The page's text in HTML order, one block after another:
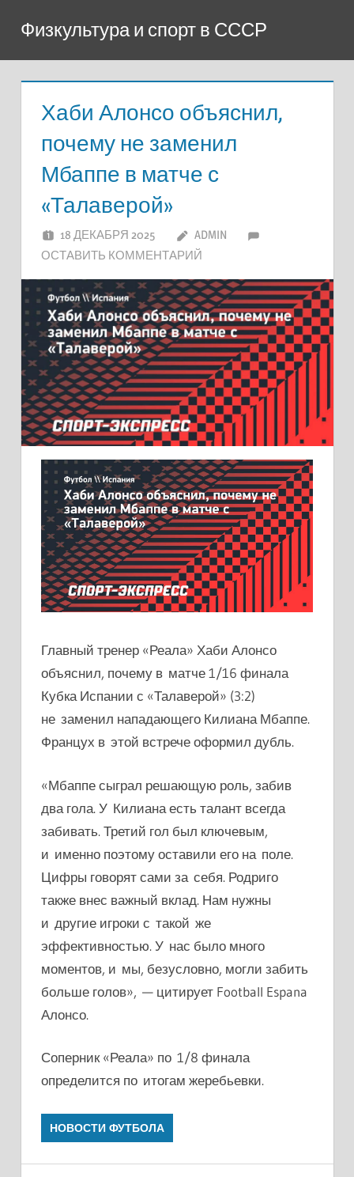
содержимому
Физкультура и спорт в СССР
Хаби Алонсо объяснил,
почему не заменил
Мбаппе в матче с
«Талаверой»
18 ДЕКАБРЯ 2025
ADMIN
ОСТАВИТЬ КОММЕНТАРИЙ
Главный тренер «Реала» Хаби Алонсо
объяснил, почему в матче 1/16 финала
Кубка Испании с «Талаверой» (3:2)
не заменил нападающего Килиана Мбаппе.
Францух в этой встрече оформил дубль.
«Мбаппе сыграл решающую роль, забив
два гола. У Килиана есть талант всегда
забивать. Третий гол был ключевым,
и именно поэтому оставили его на поле.
Цифры говорят сами за себя. Родриго
также внес важный вклад. Нам нужны
и другие игроки с такой же
эффективностью. У нас было много
моментов, и мы, безусловно, могли забить
больше голов», — цитирует Football Espana
Алонсо.
Соперник «Реала» по 1/8 финала
определится по итогам жеребьевки.
НОВОСТИ ФУТБОЛА